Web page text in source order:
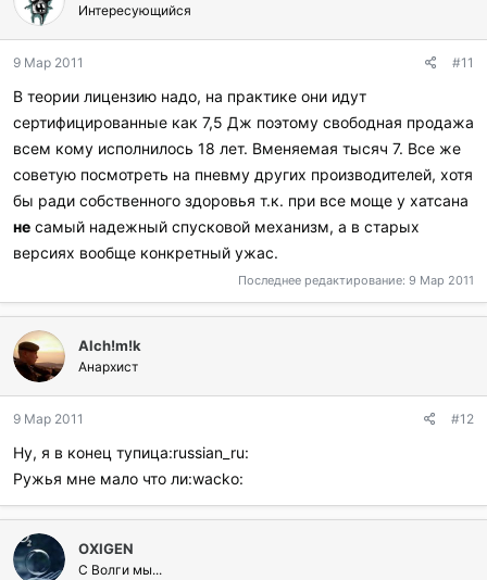
Интересующийся
9 Мар 2011 #11
В теории лицензию надо, на практике они идут
сертифицированные как 7,5 Дж поэтому свободная продажа
всем кому исполнилось 18 лет. Вменяемая тысяч 7. Все же
советую посмотреть на пневму других производителей, хотя
бы ради собственного здоровья т.к. при все моще у хатсана
не самый надежный спусковой механизм, а в старых
версиях вообще конкретный ужас.
Последнее редактирование: 9 Мар 2011
Alch!m!k
Анархист
9 Мар 2011 #12
Ну, я в конец тупица:russian_ru:
Ружья мне мало что ли:wacko:
OXIGEN
С Волги мы...